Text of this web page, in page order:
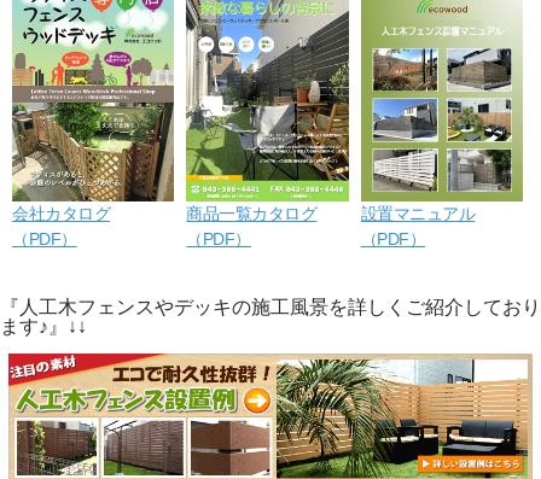
会社カタログ
（PDF）
商品一覧カタログ
（PDF）
設置マニュアル
（PDF）
『人工木フェンスやデッキの施工風景を詳しくご紹介しており
ます♪』↓↓